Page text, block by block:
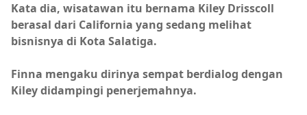
Kata dia, wisatawan itu bernama Kiley Drisscoll
berasal dari California yang sedang melihat
bisnisnya di Kota Salatiga.
Finna mengaku dirinya sempat berdialog dengan
Kiley didampingi penerjemahnya.